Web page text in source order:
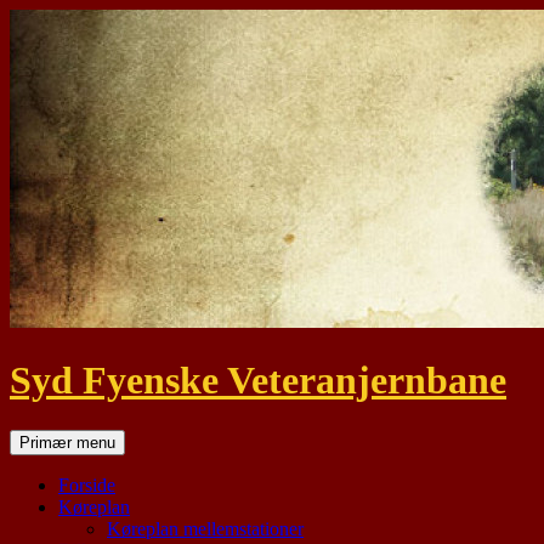
indhold
Syd Fyenske Veteranjernbane
SøgPrimær menu
Forside
Køreplan
Køreplan mellemstationer